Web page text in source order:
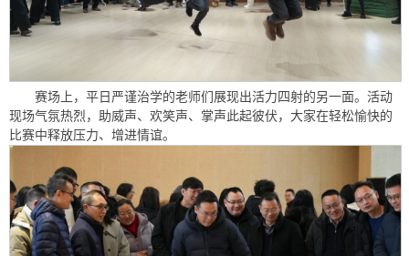
赛场上，平日严谨治学的老师们展现出活力四射的另一面。活动
现场气氛热烈，助威声、欢笑声、掌声此起彼伏，大家在轻松愉快的
比赛中释放压力、增进情谊。